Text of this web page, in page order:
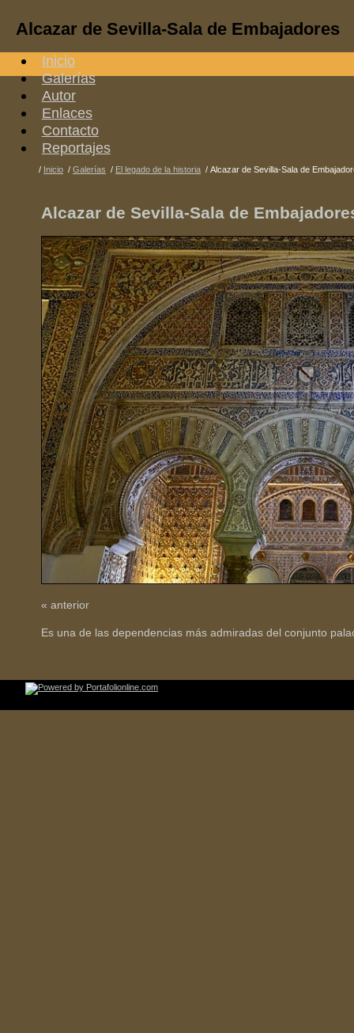
Alcazar de Sevilla-Sala de Embajadores
Inicio
Galerías
Autor
Enlaces
Contacto
Reportajes
/ Inicio / Galerías / El legado de la historia / Alcazar de Sevilla-Sala de
Alcazar de Sevilla-Sala de
« anterior
Es una de las dependencias más admiradas del conjunto